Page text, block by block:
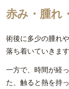
赤み・腫れ
術後に多少の腫れ
落ち着いていきます
一方で、時間が経
た、触ると熱を持